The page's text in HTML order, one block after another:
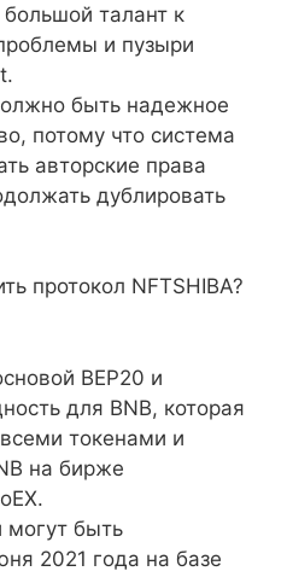
талант к
и пузыри
быть надежное
потому что система
авторские права
дублировать
протокол NFTSHIBA?
BEP20 и
для BNB, которая
токенами и
на бирже
могут быть
2021 года на базе